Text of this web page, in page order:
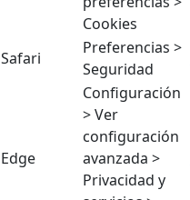
Cookies
Safari
Preferencias >
Seguridad
Edge
Configuración
> Ver
configuración
avanzada >
Privacidad y